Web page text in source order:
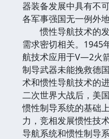
器装备发展中具有不
各军事强国无一例外
惯性导航技术的发
需求密切相关。1945
航技术应用于V—2火
制导武器未能挽救德
术和惯性导航技术的
二次世界大战后，美
惯性制导系统的基础
力，竞相发展惯性技
导航系统和惯性制导